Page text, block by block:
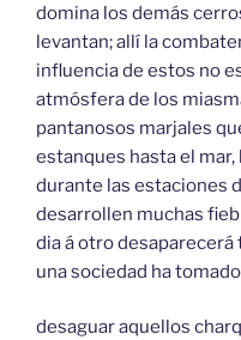
domina los demás
levantan; allí la
influencia de estos no
atmósfera de los
pantanosos marjales
estanques hasta el mar,
durante las estaciones
desarrollen muchas
dia á otro
una sociedad ha
desaguar aquellos